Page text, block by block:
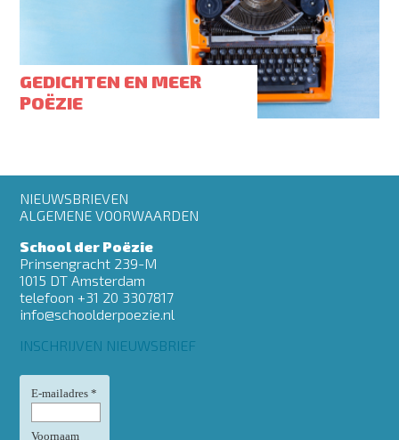
GEDICHTEN EN MEER
POËZIE
Footer
menu
NIEUWSBRIEVEN
ALGEMENE VOORWAARDEN
School der Poëzie
Prinsengracht 239-M
1015 DT Amsterdam
telefoon +31 20 3307817
info@schoolderpoezie.nl
INSCHRIJVEN NIEUWSBRIEF